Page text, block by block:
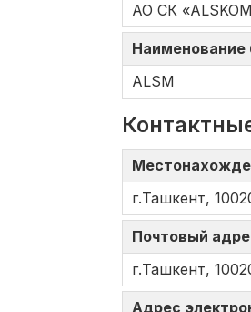
АО СК
Наименование
ALSM
г.Ташкент,
Почтовый
г.Ташкент,
Адрес